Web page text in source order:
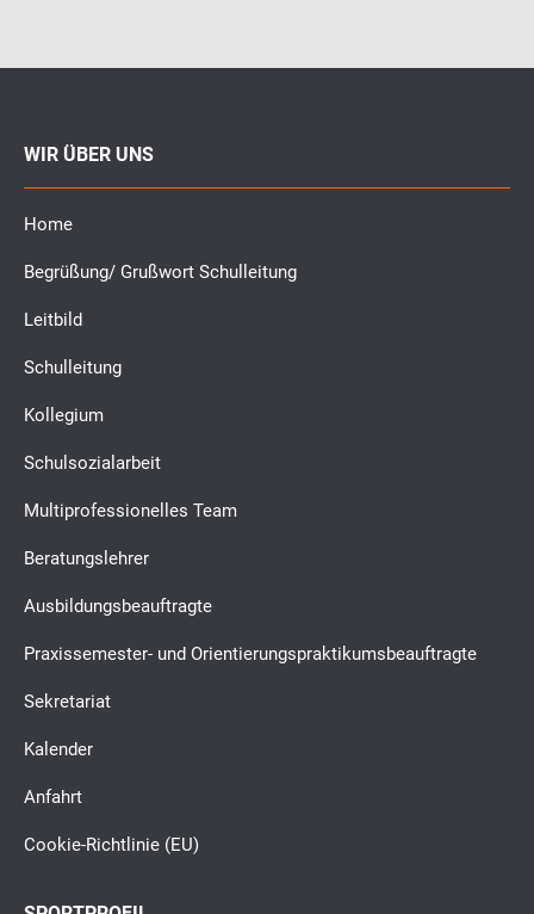
WIR ÜBER UNS
Home
Begrüßung/ Grußwort Schulleitung
Leitbild
Schulleitung
Kollegium
Schulsozialarbeit
Multiprofessionelles Team
Beratungslehrer
Ausbildungsbeauftragte
Praxissemester- und Orientierungspraktikumsbeauftragte
Sekretariat
Kalender
Anfahrt
Cookie-Richtlinie (EU)